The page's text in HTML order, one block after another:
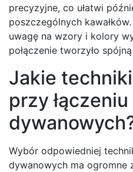
precyzyjne, co ułatwi
poszczególnych
uwagę na wzory i kolory
połączenie tworzyło spójną
Jakie
przy
Wybór odpowiedniej
dywanowych ma ogromne